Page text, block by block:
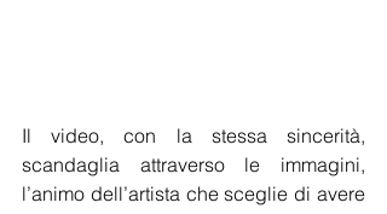
Il video, con la stessa sincerità,
scandaglia attraverso le immagini,
l’animo dell’artista che sceglie di avere